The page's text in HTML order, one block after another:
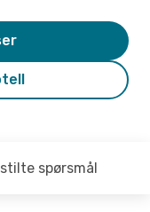
spørsmål